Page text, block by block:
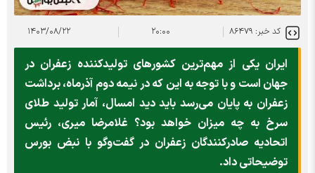
کد خبر: ۸۶۴۷۹ ۲۰:۰۰ ۱۴۰۳/۰۸/۲۲
ایران یکی از مهم‌ترین کشور‌های تولیدکننده زعفران در
جهان است و با توجه به این که در نیمه دوم آذرماه، برداشت
زعفران به پایان می‌رسد باید دید امسال، آمار تولید طلای
سرخ به چه میزان خواهد بود؟ غلامرضا میری، رئیس
اتحادیه صادرکنندگان زعفران در گفت‌وگو با نبض بورس
توضیحاتی داد.